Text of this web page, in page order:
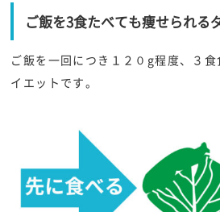
ご飯を3食たべても痩せられる
ご飯を一回につき１２０g程度、３
イエットです。